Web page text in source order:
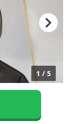
1 / 5